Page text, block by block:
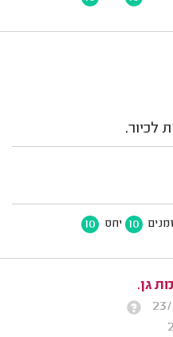
לכיור.
זמנים 10 יחס 10
גן.